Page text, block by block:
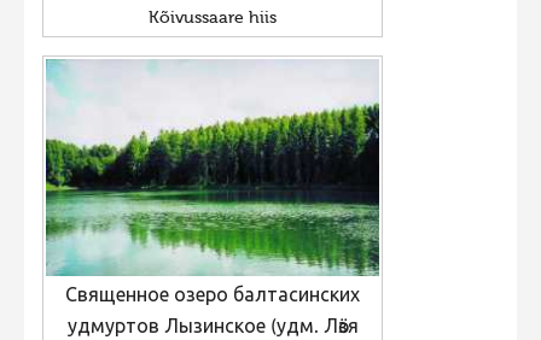
Kõivussaare hiis
Священное озеро балтасинских
удмуртов Лызинское (удм. Лӧзя